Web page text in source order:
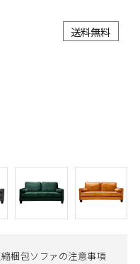
送料無料
梱包ソファの注意事項